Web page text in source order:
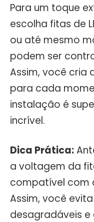
Para um toque
escolha fitas de
ou até mesmo
podem ser
Assim, você cria
para cada
instalação é
incrível.
Dica Prática:
a voltagem da
compatível com
Assim, você
desagradáveis